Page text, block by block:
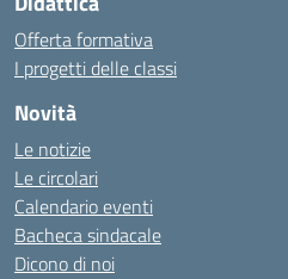
Offerta formativa
I progetti delle classi
Novità
Le notizie
Le circolari
Calendario eventi
Bacheca sindacale
Dicono di noi